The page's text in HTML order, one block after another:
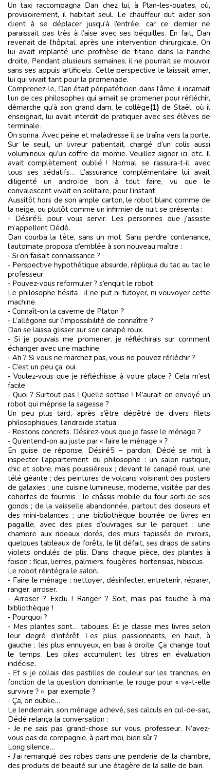
Un taxi raccompagna Dan chez lui, à Plan-les-ouates, où,
provisoirement, il habitait seul. Le chauffeur dut aider son
client à se déplacer jusqu’à l’entrée, car ce dernier ne
paraissait pas très à l’aise avec ses béquilles. En fait, Dan
revenait de l’hôpital, après une intervention chirurgicale. On
lui avait implanté une prothèse de titane dans la hanche
droite. Pendant plusieurs semaines, il ne pourrait se mouvoir
sans ses appuis artificiels. Cette perspective le laissait amer,
lui qui vivait tant pour la promenade.
Comprenez-le, Dan était péripatéticien dans l’âme, il incarnait
l’un de ces philosophes qui aimait se promener pour réfléchir,
démarche qu’à son grand dam, le collège(1) de Staël, où il
enseignait, lui avait interdit de pratiquer avec ses élèves de
terminale.
On sonna. Avec peine et maladresse il se traîna vers la porte.
Sur le seuil, un livreur patientait, chargé d’un colis aussi
volumineux qu’un coffre de momie. Veuillez signer ici, etc. Il
avait complètement oublié ! Normal, se rassura-t-il, avec
tous ses sédatifs… L’assurance complémentaire lui avait
diligenté un androïde bon à tout faire, vu que le
convalescent vivait en solitaire, pour l’instant.
Aussitôt hors de son ample carton, le robot blanc comme de
la neige, ou plutôt comme un infirmier de nuit se présenta :
‑ Désiré5, pour vous servir. Les personnes que j’assiste
m’appellent Dédé.
Dan courba la tête, sans un mot. Sans perdre contenance,
l’automate proposa d’emblée à son nouveau maître :
‑ Si on faisait connaissance ?
‑ Perspective hypothétique absurde, répliqua du tac au tac le
professeur.
‑ Pouvez-vous reformuler ? s’enquit le robot.
Le philosophe hésita : il ne put ni tutoyer, ni vouvoyer cette
machine.
‑ Connaît-on la caverne de Platon ?
‑ L’allégorie sur l’impossibilité de connaître ?
Dan se laissa glisser sur son canapé roux.
‑ Si je pouvais me promener, je réfléchirais sur comment
échanger avec une machine.
‑ Ah ? Si vous ne marchez pas, vous ne pouvez réfléchir ?
‑ C’est un peu ça, oui.
‑ Voulez-vous que je réfléchisse à votre place ? Cela m’est
facile.
‑ Quoi ? Surtout pas ! Quelle sottise ! M’aurait-on envoyé un
robot qui méprise la sagesse ?
Un peu plus tard, après s’être dépêtré de divers filets
philosophiques, l’androïde statua :
‑ Restons concrets. Désirez-vous que je fasse le ménage ?
‑ Qu’entend-on au juste par « faire le ménage » ?
En guise de réponse, Désiré5 – pardon, Dédé se mit à
inspecter l’appartement du philosophe : un salon rustique,
chic et sobre, mais poussiéreux ; devant le canapé roux, une
télé géante ; des peintures de volcans voisinant des posters
de galaxies ; une cuisine lumineuse, moderne, visitée par des
cohortes de fourmis ; le châssis mobile du four sorti de ses
gonds ; de la vaisselle abandonnée, partout des doseurs et
des mini-balances ; une bibliothèque bourrée de livres en
pagaille, avec des piles d’ouvrages sur le parquet ; une
chambre aux rideaux dorés, des murs tapissés de miroirs,
quelques tableaux de forêts, le lit défait, ses draps de satins
violets ondulés de plis. Dans chaque pièce, des plantes à
foison : ficus, lierres, palmiers, fougères, hortensias, hibiscus.
Le robot réintégra le salon.
‑ Faire le ménage : nettoyer, désinfecter, entretenir, réparer,
ranger, arroser.
‑ Arroser ? Exclu ! Ranger ? Soit, mais pas touche à ma
bibliothèque !
‑ Pourquoi ?
‑ Mes plantes sont… taboues. Et je classe mes livres selon
leur degré d’intérêt. Les plus passionnants, en haut, à
gauche ; les plus ennuyeux, en bas à droite. Ça change tout
le temps. Les piles accumulent les titres en évaluation
indécise.
‑ Et si je collais des pastilles de couleur sur les tranches, en
fonction de la question dominante, le rouge pour « va-t-elle
survivre ? », par exemple ?
‑ Ça, on oublie…
Le lendemain, son ménage achevé, ses calculs en cul-de-sac,
Dédé relança la conversation :
‑ Je ne sais pas grand-chose sur vous, professeur. N’avez-
vous pas de compagnie, à part moi, bien sûr ?
Long silence…
‑ J’ai remarqué des robes dans une penderie de la chambre,
des produits de beauté sur une étagère de la salle de bain.